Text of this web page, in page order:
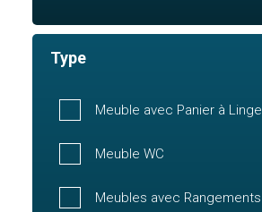
Type
Meuble avec Panier à Linge
Meuble WC
Meubles avec Rangements